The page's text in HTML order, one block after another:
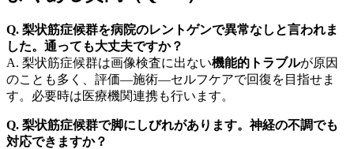
Q. 梨状筋症候群を病院のレントゲンで異常なしと言われま
した。通っても大丈夫ですか？
A. 梨状筋症候群は画像検査に出ない機能的トラブルが原因
のことも多く、評価—施術—セルフケアで回復を目指せま
す。必要時は医療機関連携も行います。
Q. 梨状筋症候群で脚に しびれがあります。神経の不調でも
対応できますか？